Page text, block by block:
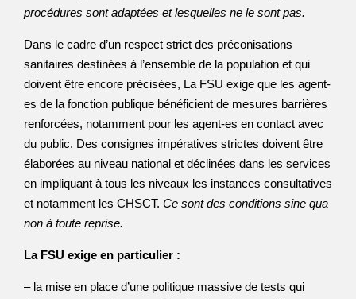
procédures sont adaptées et lesquelles ne le sont pas.
Dans le cadre d’un respect strict des préconisations
sanitaires destinées à l’ensemble de la population et qui
doivent être encore précisées, La FSU exige que les agent-
es de la fonction publique bénéficient de mesures barrières
renforcées, notamment pour les agent-es en contact avec
du public. Des consignes impératives strictes doivent être
élaborées au niveau national et déclinées dans les services
en impliquant à tous les niveaux les instances consultatives
et notamment les CHSCT. Ce sont des conditions sine qua
non à toute reprise.
La FSU exige en particulier :
– la mise en place d’une politique massive de tests qui